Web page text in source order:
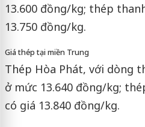
13.600 đồng/kg; thép
13.750 đồng/kg.
Giá thép tại miền Trung
Thép Hòa Phát, với dòng
ở mức 13.640 đồng/kg;
có giá 13.840 đồng/kg.